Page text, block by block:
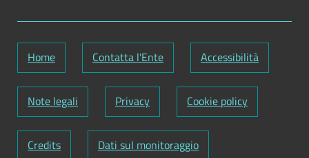
Home Contatta l'Ente Accessibilità
Note legali Privacy Cookie policy
Credits Dati sul monitoraggio